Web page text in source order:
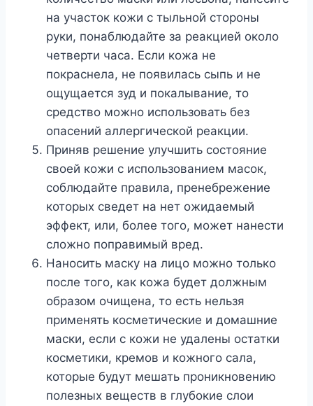
на участок кожи с тыльной стороны
руки, понаблюдайте за реакцией около
четверти часа. Если кожа не
покраснела, не появилась сыпь и не
ощущается зуд и покалывание, то
средство можно использовать без
опасений аллергической реакции.
Приняв решение улучшить состояние
своей кожи с использованием масок,
соблюдайте правила, пренебрежение
которых сведет на нет ожидаемый
эффект, или, более того, может нанести
сложно поправимый вред.
Наносить маску на лицо можно только
после того, как кожа будет должным
образом очищена, то есть нельзя
применять косметические и домашние
маски, если с кожи не удалены остатки
косметики, кремов и кожного сала,
которые будут мешать проникновению
полезных веществ в глубокие слои